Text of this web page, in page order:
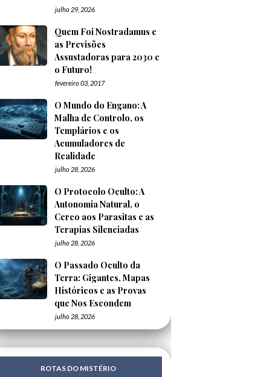
julho 29, 2026
Quem Foi Nostradamus e
as Previsões
Assustadoras para 2030 e
o Futuro!
fevereiro 03, 2017
O Mundo do Engano: A
Malha de Controlo, os
Templários e os
Acumuladores de
Realidade
julho 28, 2026
O Protocolo Oculto: A
Autonomia Natural, o
Cerco aos Parasitas e as
Terapias Silenciadas
julho 28, 2026
O Passado Oculto da
Terra: Gigantes, Mapas
Históricos e as Provas
que Nos Escondem
julho 28, 2026
ROTAS DO MISTÉRIO